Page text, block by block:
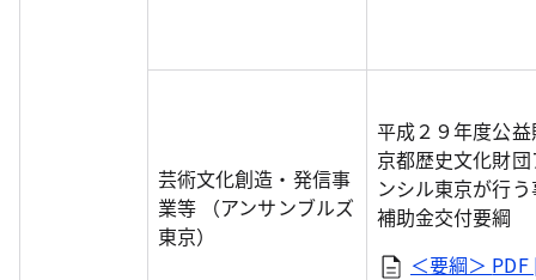
芸術文化創造・発信事
業等 （アンサンブルズ
東京）
平成２９年度公
京都歴史文化財
ンシル東京が行
補助金交付要綱
＜要綱＞